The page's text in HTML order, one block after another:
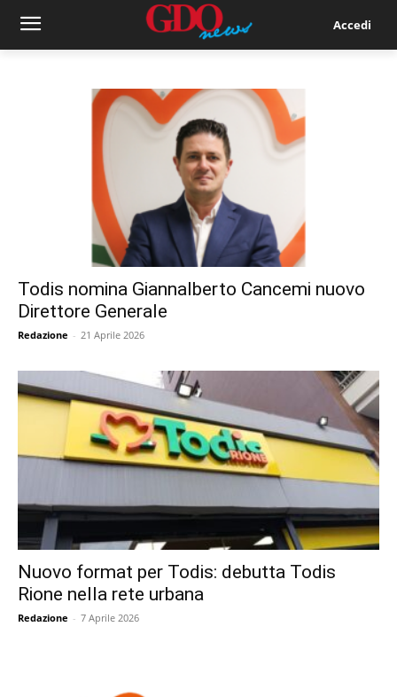
Accedi
Todis nomina Giannalberto Cancemi nuovo
Direttore Generale
Redazione - 21 Aprile 2026
Nuovo format per Todis: debutta Todis
Rione nella rete urbana
Redazione - 7 Aprile 2026